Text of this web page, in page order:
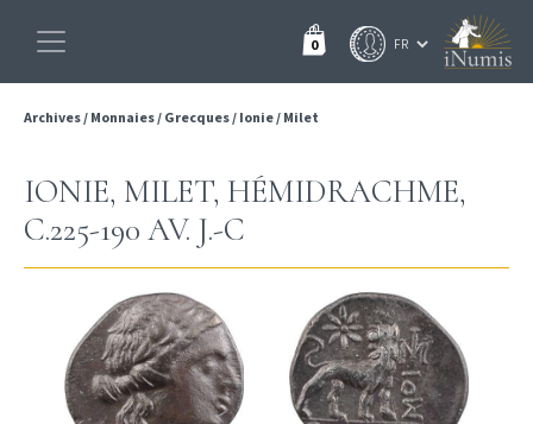
0
Archives/ Monnaies/ Grecques/ Ionie/ Milet
IONIE, MILET, HÉMIDRACHME,
C.225-190 AV. J.-C